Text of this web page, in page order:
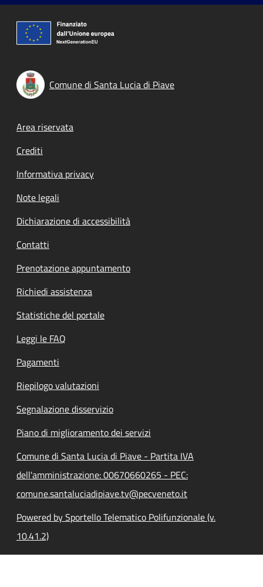
Comune di Santa Lucia di Piave
Footer menu
Area riservata
Crediti
Informativa privacy
Note legali
Dichiarazione di accessibilità
Contatti
Prenotazione appuntamento
Richiedi assistenza
Statistiche del portale
Leggi le FAQ
Pagamenti
Riepilogo valutazioni
Segnalazione disservizio
Piano di miglioramento dei servizi
Comune di Santa Lucia di Piave - Partita IVA
dell'amministrazione: 00670660265 - PEC:
comune.santaluciadipiave.tv@pecveneto.it
Powered by Sportello Telematico Polifunzionale (v.
10.41.2)